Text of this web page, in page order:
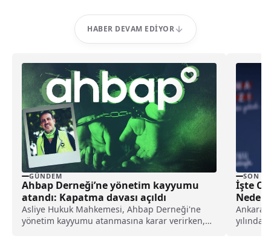
HABER DEVAM EDIYOR
GÜNDEM
Ahbap Derneği’ne yönetim kayyumu
atandı: Kapatma davası açıldı
Asliye Hukuk Mahkemesi, Ahbap Derneği'ne
yönetim kayyumu atanmasına karar verirken,
SON
İşte
Ankara